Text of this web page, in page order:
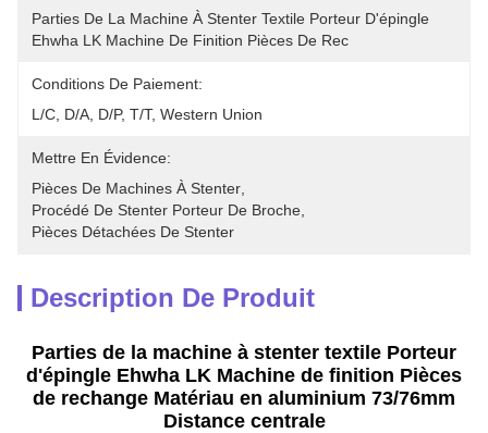
Parties De La Machine À Stenter Textile Porteur D'épingle
Ehwha LK Machine De Finition Pièces De Rec
Conditions De Paiement:
L/C, D/A, D/P, T/T, Western Union
Mettre En Évidence:
Pièces De Machines À Stenter
Procédé De Stenter Porteur De Broche
Pièces Détachées De Stenter
Description De Produit
Parties de la machine à stenter textile Porteur
d'épingle Ehwha LK Machine de finition Pièces
de rechange Matériau en aluminium 73/76mm
Distance centrale